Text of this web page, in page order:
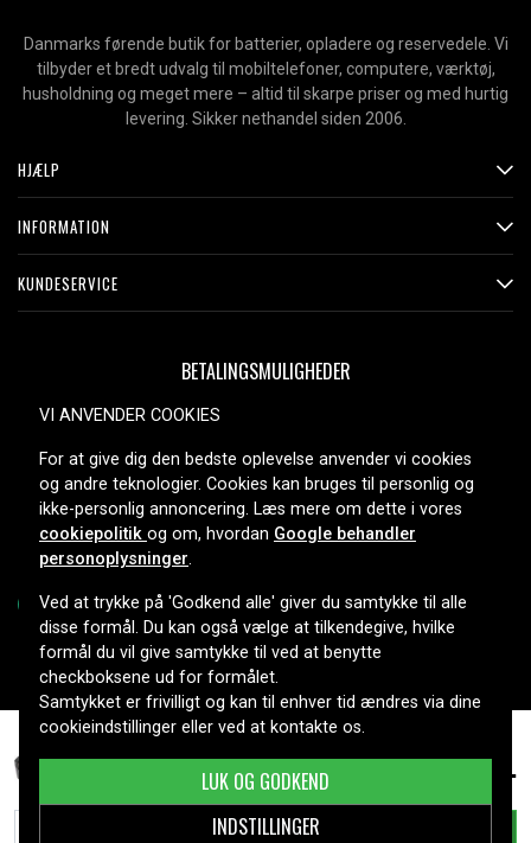
Einhell TE-OS 18/230, 18,0V, 4000mAh 479 kr.
TILFØJ TIL KURV
Danmarks førende butik for batterier, opladere og reservedele. Vi
tilbyder et bredt udvalg til mobiltelefoner, computere, værktøj,
husholdning og meget mere – altid til skarpe priser og med hurtig
levering. Sikker nethandel siden 2006.
HJÆLP
INFORMATION
KUNDESERVICE
BETALINGSMULIGHEDER
LEVERINGSMULIGHEDER
Copyright © 2026, Spares Nordic AB
VI ANVENDER COOKIES
For at give dig den bedste oplevelse anvender vi cookies
og andre teknologier. Cookies kan bruges til personlig og
ikke-personlig annoncering. Læs mere om dette i vores
cookiepolitik og om, hvordan Google behandler
personoplysninger.
Ved at trykke på 'Godkend alle' giver du samtykke til alle
disse formål. Du kan også vælge at tilkendegive, hvilke
formål du vil give samtykke til ved at benytte
checkboksene ud for formålet.
Samtykket er frivilligt og kan til enhver tid ændres via dine
cookieindstillinger eller ved at kontakte os.
INDSTILLINGER
LUK OG GODKEND